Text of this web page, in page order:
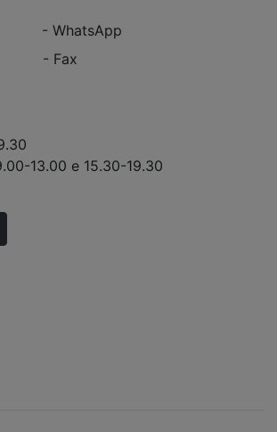
- WhatsApp
- Fax
13.00 e 15.30-19.30